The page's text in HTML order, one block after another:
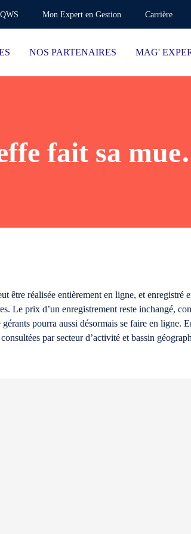
QWS Mon Expert en Gestion Carrière
NOS PARTENAIRES MAG'
fait sa
être réalisée entièrement en ligne, et
Le prix d’un enregistrement reste inchangé,
pourra aussi désormais se faire en ligne.
par secteur d’activité et bassin